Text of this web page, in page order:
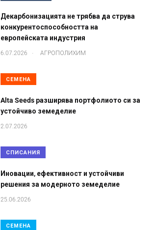
Декарбонизацията не трябва да струва
конкурентоспособността на
европейската индустрия
6.07.2026 . АГРОПОЛИХИМ
СЕМЕНА
Alta Seeds разширява портфолиото си за
устойчиво земеделие
2.07.2026
СПИСАНИЯ
Иновации, ефективност и устойчиви
решения за модерното земеделие
25.06.2026
СЕМЕНА